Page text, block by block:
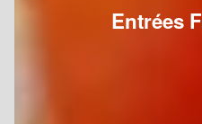
Entrées